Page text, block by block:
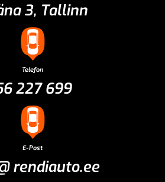
3, Tallinn
Telefon
227 699
E-Post
rendiauto.ee